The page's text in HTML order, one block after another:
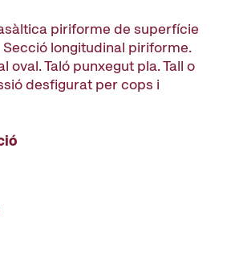
piriforme de superfície
longitudinal piriforme.
oval. Taló punxegut pla. Tall o
desfigurat per cops i